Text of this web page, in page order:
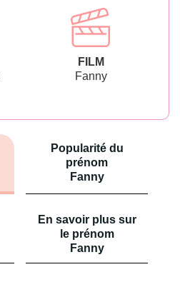
FILM
Fanny
Popularité du
prénom
Fanny
En savoir plus sur
le prénom
Fanny